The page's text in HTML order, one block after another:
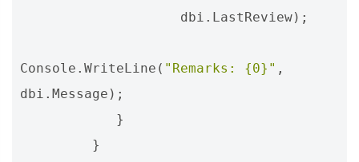
dbi . LastReview);
Console . WriteLine ( "Remarks: {0}" ,
dbi . Message );
}
}